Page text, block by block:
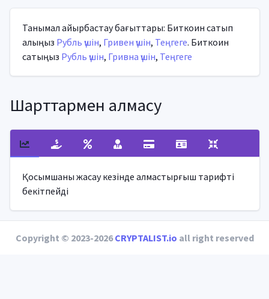
Танымал айырбастау бағыттары: Биткоин сатып
алыңыз Рубль үшін, Гривен үшін, Теңгеге. Биткоин
сатыңыз Рубль үшін, Гривна үшін, Теңгеге
Шарттармен алмасу
Қосымшаны жасау кезінде алмастырғыш тарифті
бекітпейді
Copyright © 2023-2026CRYPTALIST.io all right reserved